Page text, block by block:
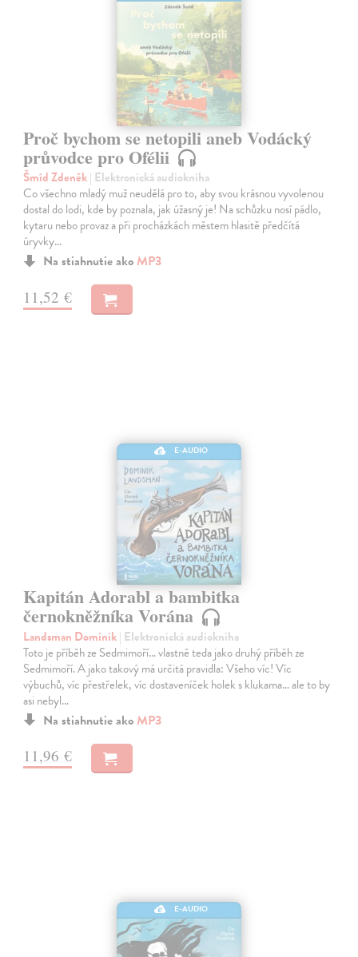
Proč bychom se netopili aneb Vodácký
průvodce pro Ofélii
Šmíd Zdeněk| Elektronická audiokniha
Co všechno mladý muž neudělá pro to, aby svou krásnou vyvolenou
dostal do lodi, kde by poznala, jak úžasný je! Na schůzku nosí pádlo,
kytaru nebo provaz a při procházkách městem hlasitě předčítá
úryvky…
Na stiahnutie ako MP3
11,52 €
E-AUDIO
Kapitán Adorabl a bambitka
černokněžníka Vorána
Landsman Dominik| Elektronická audiokniha
Toto je příběh ze Sedmimoří… vlastně teda jako druhý příběh ze
Sedmimoří. A jako takový má určitá pravidla: Všeho víc! Víc
výbuchů, víc přestřelek, víc dostaveníček holek s klukama… ale to by
asi nebyl…
Na stiahnutie ako MP3
11,96 €
E-AUDIO